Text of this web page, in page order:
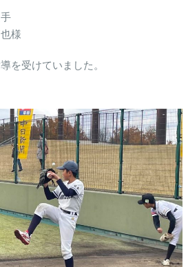
様
を受けていました。